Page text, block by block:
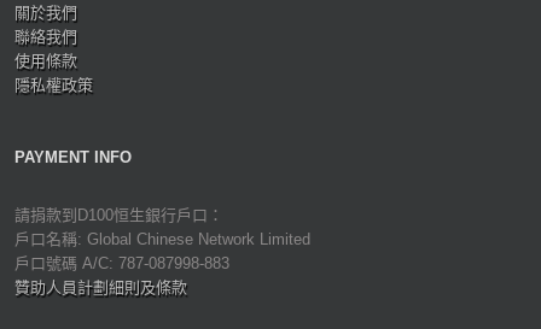
關於我們
聯絡我們
使用條款
隱私權政策
PAYMENT INFO
請捐款到D100恒生銀行戶口：
戶口名稱: Global Chinese Network Limited
戶口號碼 A/C: 787-087998-883
贊助人員計劃細則及條款